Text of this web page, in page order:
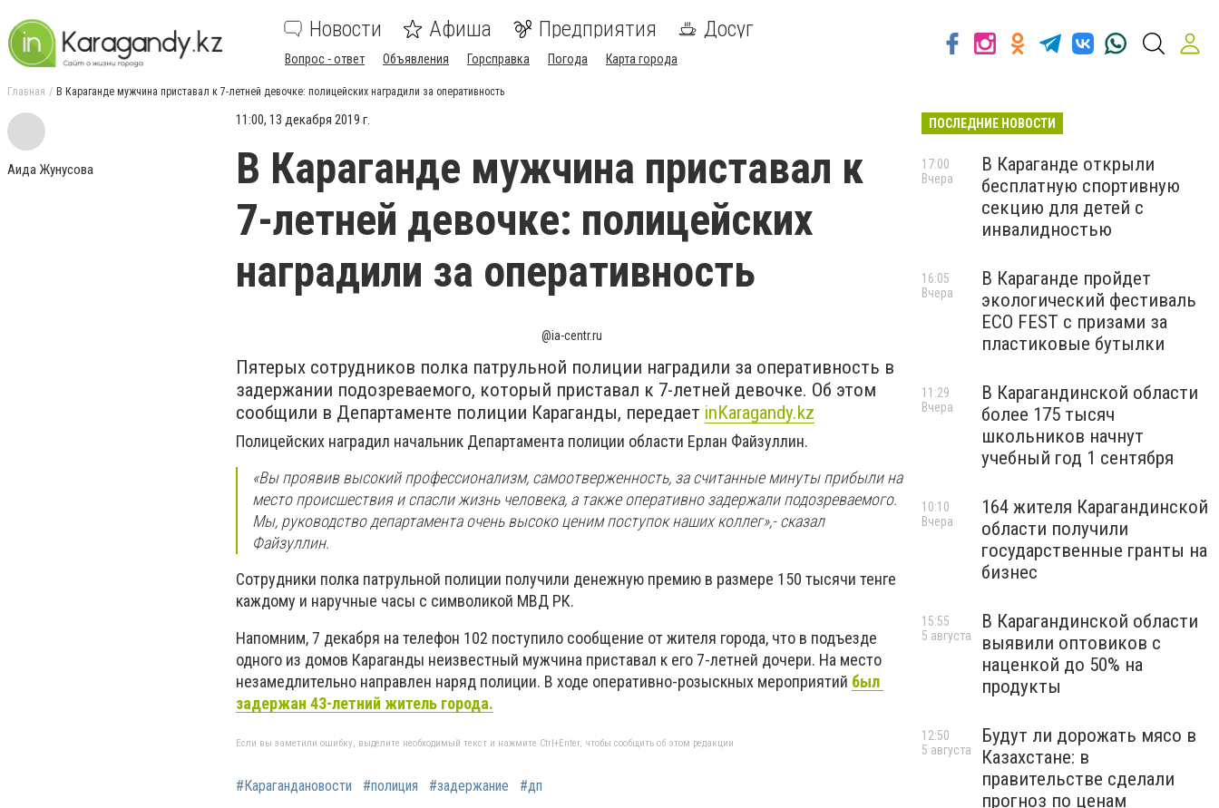
Новости Афиша Предприятия Досуг
Вопрос - ответ Объявления Горсправка Погода Карта города
Главная В Караганде мужчина приставал к 7-летней девочке: полицейских наградили за оперативность
Аида Жунусова
11:00, 13 декабря 2019 г.
В Караганде мужчина приставал к
7-летней девочке: полицейских
наградили за оперативность
@ia-centr.ru
Пятерых сотрудников полка патрульной полиции наградили за оперативность в
задержании подозреваемого, который приставал к 7-летней девочке. Об этом
сообщили в Департаменте полиции Караганды, передает inKaragandy.kz
Полицейских наградил начальник Департамента полиции области Ерлан Файзуллин.
«Вы проявив высокий профессионализм, самоотверженность, за считанные минуты прибыли на
место происшествия и спасли жизнь человека, а также оперативно задержали подозреваемого.
Мы, руководство департамента очень высоко ценим поступок наших коллег»,- сказал
Файзуллин.
Сотрудники полка патрульной полиции получили денежную премию в размере 150 тысячи тенге
каждому и наручные часы с символикой МВД РК.
Напомним, 7 декабря на телефон 102 поступило сообщение от жителя города, что в подъезде
одного из домов Караганды неизвестный мужчина приставал к его 7-летней дочери. На место
незамедлительно направлен наряд полиции. В ходе оперативно-розыскных мероприятий был
задержан 43-летний житель города.
Если вы заметили ошибку, выделите необходимый текст и нажмите Ctrl+Enter, чтобы сообщить об этом редакции
#Карагандановости #полиция #задержание #дп
ПОСЛЕДНИЕ НОВОСТИ
В Караганде открыли
бесплатную спортивную
секцию для детей с
инвалидностью
17:00
Вчера
В Караганде пройдет
экологический фестиваль
ECO FEST с призами за
пластиковые бутылки
16:05
Вчера
В Карагандинской области
более 175 тысяч
школьников начнут
учебный год 1 сентября
11:29
Вчера
164 жителя Карагандинской
области получили
государственные гранты на
бизнес
10:10
Вчера
В Карагандинской области
выявили оптовиков с
наценкой до 50% на
продукты
15:55
5 августа
Будут ли дорожать мясо в
Казахстане: в
правительстве сделали
прогноз по ценам
12:50
5 августа